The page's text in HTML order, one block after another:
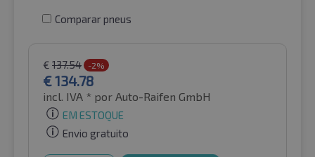
Comparar pneus
€ 137.54 -2%
€134.78
incl. IVA * por Auto-Raifen GmbH
EM ESTOQUE
Envio gratuito